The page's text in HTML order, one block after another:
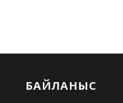
БАЙЛАНЫС